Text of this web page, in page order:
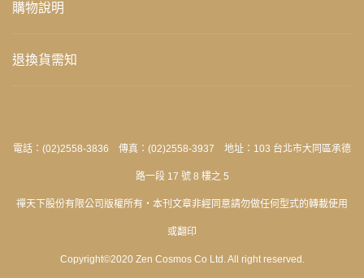
購物說明
退換貨需知
電話：(02)2558-3836 傳真：(02)2558-3937 地址：103 台北市大同區承德
路一段 17 號 8 樓之 5
禪天下股份有限公司版權所有‧本刊文章非經同意請勿做任何型式的轉載使用
或翻印
Copyright©2020 Zen Cosmos Co Ltd. All right reserved.